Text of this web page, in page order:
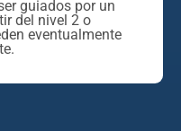
guiados por un
del nivel 2 o
eventualmente